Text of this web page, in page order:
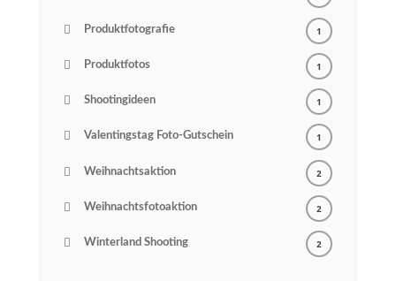
Produktfotografie 1
Produktfotos 1
Shootingideen 1
Valentingstag Foto-Gutschein 1
Weihnachtsaktion 2
Weihnachtsfotoaktion 2
Winterland Shooting 2